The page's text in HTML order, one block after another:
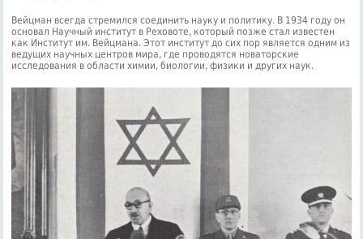
Вейцман всегда стремился соединить науку и политику. В 1934 году он
основал Научный институт в Реховоте, который позже стал известен
как Институт им. Вейцмана. Этот институт до сих пор является одним из
ведущих научных центров мира, где проводятся новаторские
исследования в области химии, биологии, физики и других наук.